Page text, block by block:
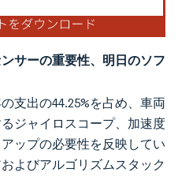
サーの重要性、明日のソフ
支出の44.25%を占め、車両
ジャイロスコープ、加速度
ップの必要性を反映してい
よびアルゴリズムスタック